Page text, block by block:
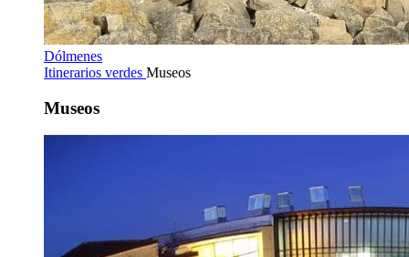
Dólmenes
Itinerarios verdes Museos
Museos